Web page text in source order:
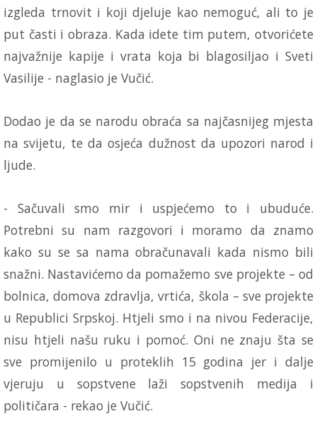
izgleda trnovit i koji d‌jeluje kao nemoguć, ali to je
put časti i obraza. Kada idete tim putem, otvorićete
najvažnije kapije i vrata koja bi blagosiljao i Sveti
Vasilije - naglasio je Vučić.
Dodao je da se narodu obraća sa najčasnijeg mjesta
na svijetu, te da osjeća dužnost da upozori narod i
ljude.
- Sačuvali smo mir i uspjećemo to i ubuduće.
Potrebni su nam razgovori i moramo da znamo
kako su se sa nama obračunavali kada nismo bili
snažni. Nastavićemo da pomažemo sve projekte – od
bolnica, domova zdravlja, vrtića, škola – sve projekte
u Republici Srpskoj. Htjeli smo i na nivou Federacije,
nisu htjeli našu ruku i pomoć. Oni ne znaju šta se
sve promijenilo u proteklih 15 godina jer i dalje
vjeruju u sopstvene laži sopstvenih medija i
političara - rekao je Vučić.